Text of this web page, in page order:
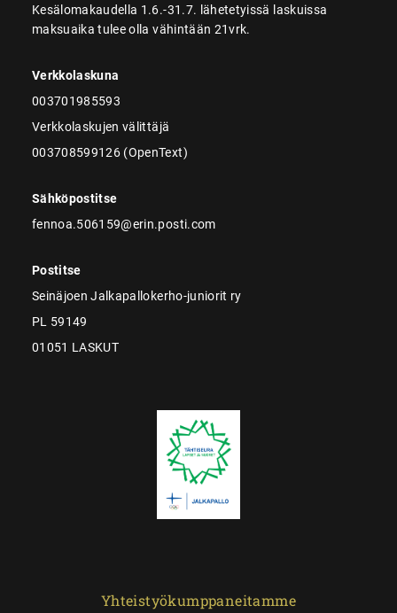
Kesälomakaudella 1.6.-31.7. lähetetyissä laskuissa
maksuaika tulee olla vähintään 21vrk.
Verkkolaskuna
003701985593
Verkkolaskujen välittäjä
003708599126 (OpenText)
Sähköpostitse
fennoa.506159@erin.posti.com
Postitse
Seinäjoen Jalkapallokerho-juniorit ry
PL 59149
01051 LASKUT
Yhteistyökumppaneitamme